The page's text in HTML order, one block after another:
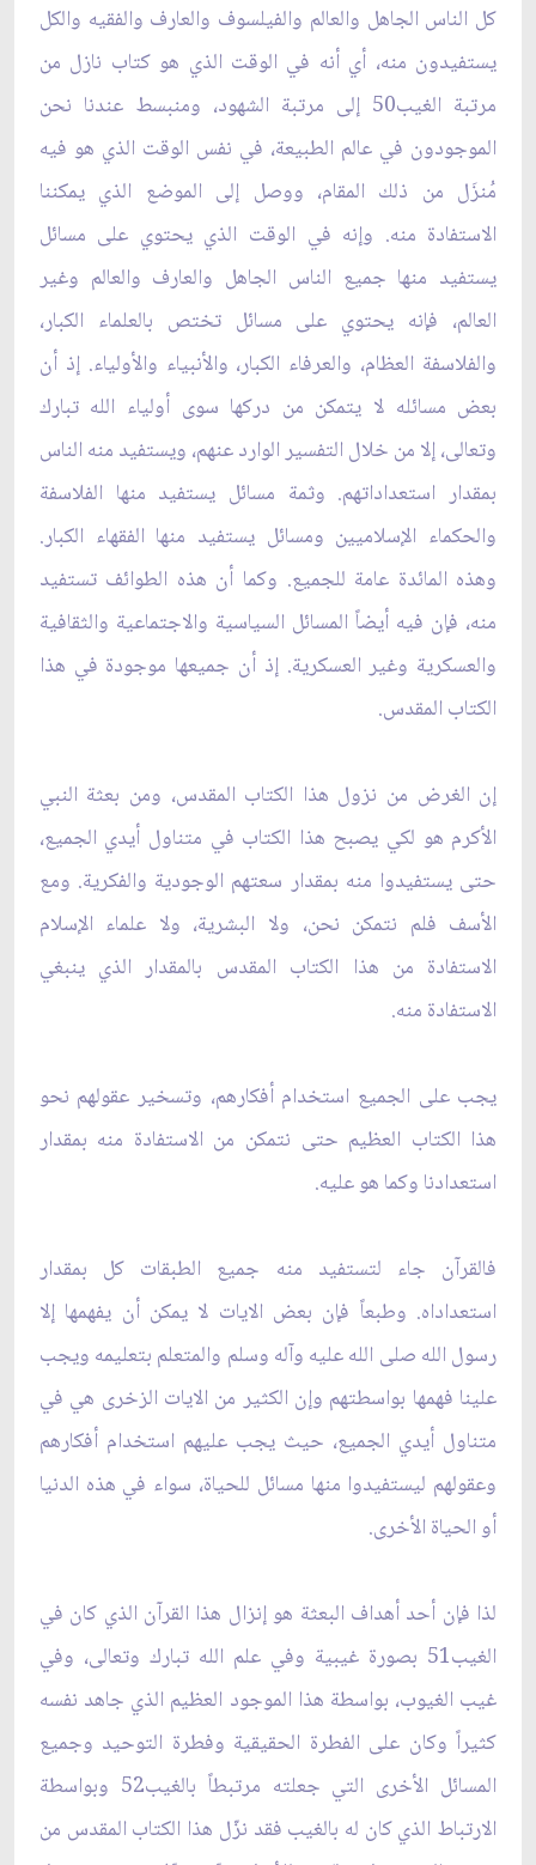
كل الناس الجاهل والعالم والفيلسوف والعارف والفقيه والكل
يستفيدون منه، أي أنه في الوقت الذي هو كتاب نازل من
مرتبة الغيب50 إلى مرتبة الشهود، ومنبسط عندنا نحن
الموجودون في عالم الطبيعة، في نفس الوقت الذي هو فيه
مُنزَل من ذلك المقام، ووصل إلى الموضع الذي يمكننا
الاستفادة منه. وإنه في الوقت الذي يحتوي على مسائل
يستفيد منها جميع الناس الجاهل والعارف والعالم وغير
العالم، فإنه يحتوي على مسائل تختص بالعلماء الكبار،
والفلاسفة العظام، والعرفاء الكبار، والأنبياء والأولياء. إذ أن
بعض مسائله لا يتمكن من دركها سوى أولياء الله تبارك
وتعالى، إلا من خلال التفسير الوارد عنهم، ويستفيد منه الناس
بمقدار استعداداتهم. وثمة مسائل يستفيد منها الفلاسفة
والحكماء الإسلاميين ومسائل يستفيد منها الفقهاء الكبار.
وهذه المائدة عامة للجميع. وكما أن هذه الطوائف تستفيد
منه، فإن فيه أيضاً المسائل السياسية والاجتماعية والثقافية
والعسكرية وغير العسكرية. إذ أن جميعها موجودة في هذا
الكتاب المقدس.
إن الغرض من نزول هذا الكتاب المقدس، ومن بعثة النبي
الأكرم هو لكي يصبح هذا الكتاب في متناول أيدي الجميع،
حتى يستفيدوا منه بمقدار سعتهم الوجودية والفكرية. ومع
الأسف فلم نتمكن نحن، ولا البشرية، ولا علماء الإسلام
الاستفادة من هذا الكتاب المقدس بالمقدار الذي ينبغي
الاستفادة منه.
يجب على الجميع استخدام أفكارهم، وتسخير عقولهم نحو
هذا الكتاب العظيم حتى نتمكن من الاستفادة منه بمقدار
استعدادنا وكما هو عليه.
فالقرآن جاء لتستفيد منه جميع الطبقات كل بمقدار
استعداداه. وطبعاً فإن بعض الايات لا يمكن أن يفهمها إلا
رسول الله صلى الله عليه وآله وسلم والمتعلم بتعليمه ويجب
علينا فهمها بواسطتهم وإن الكثير من الايات الزخرى هي في
متناول أيدي الجميع، حيث يجب عليهم استخدام أفكارهم
وعقولهم ليستفيدوا منها مسائل للحياة، سواء في هذه الدنيا
أو الحياة الأخرى.
لذا فإن أحد أهداف البعثة هو إنزال هذا القرآن الذي كان في
الغيب51 بصورة غيبية وفي علم الله تبارك وتعالى، وفي
غيب الغيوب، بواسطة هذا الموجود العظيم الذي جاهد نفسه
كثيراً وكان على الفطرة الحقيقية وفطرة التوحيد وجميع
المسائل الأخرى التي جعلته مرتبطاً بالغيب52 وبواسطة
الارتباط الذي كان له بالغيب فقد نزّل هذا الكتاب المقدس من